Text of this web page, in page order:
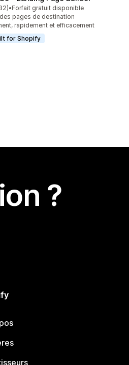
sur 5
au total
•Forfait gratuit disponible
pages de destination
rapidement et efficacement
for Shopify
?